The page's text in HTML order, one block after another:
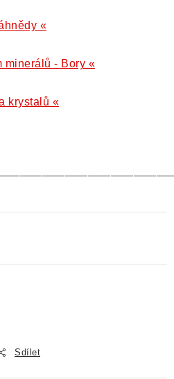
«
minerálů - Bory «
krystalů «
Sdílet